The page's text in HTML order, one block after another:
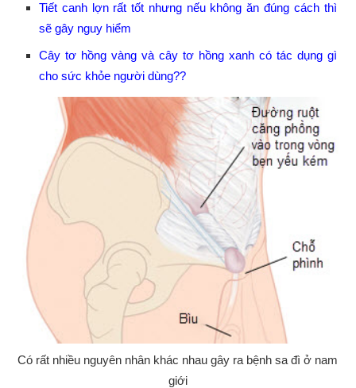
Tiết canh lợn rất tốt nhưng nếu không ăn đúng cách thì
sẽ gây nguy hiểm
Cây tơ hồng vàng và cây tơ hồng xanh có tác dụng gì
cho sức khỏe người dùng??
Có rất nhiều nguyên nhân khác nhau gây ra bệnh sa đì ở nam
giới